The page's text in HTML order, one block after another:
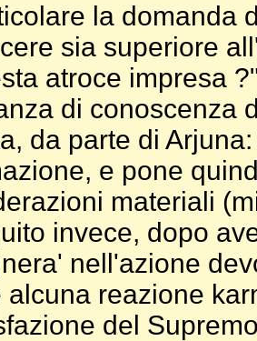
la domanda
sia superiore
atroce impresa
di conoscenza
da parte di
e pone
materiali
invece, dopo
nell'azione
alcuna reazione
del